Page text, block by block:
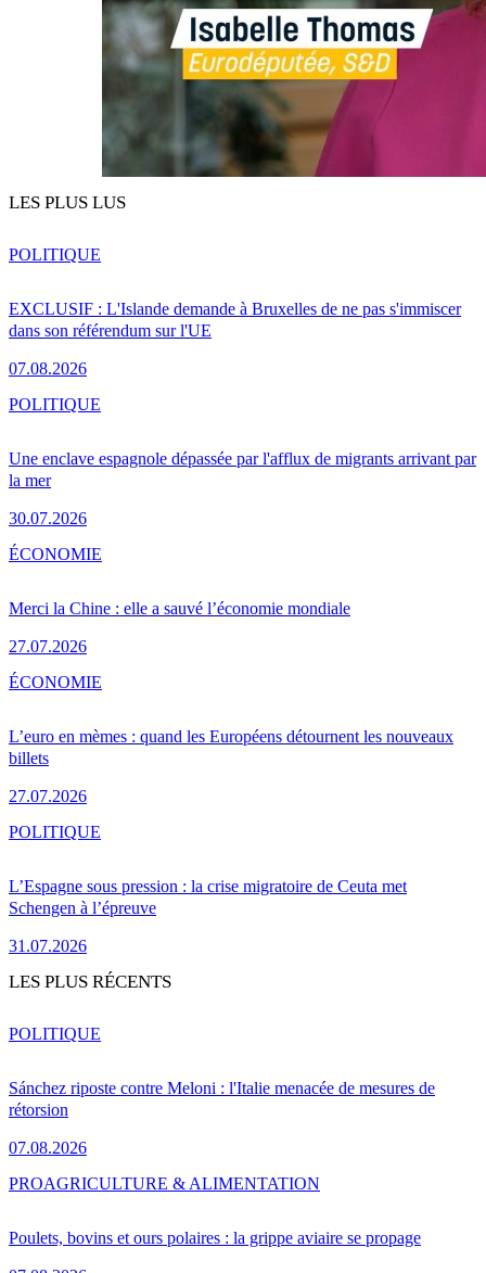
LES PLUS LUS
EXCLUSIF : L'Islande demande à Bruxelles de ne pas s'immiscer
dans son référendum sur l'UE
07.08.2026
POLITIQUE
Une enclave espagnole dépassée par l'afflux de migrants arrivant par
la mer
30.07.2026
POLITIQUE
Merci la Chine : elle a sauvé l’économie mondiale
27.07.2026
ÉCONOMIE
L’euro en mèmes : quand les Européens détournent les nouveaux
billets
27.07.2026
ÉCONOMIE
L’Espagne sous pression : la crise migratoire de Ceuta met
Schengen à l’épreuve
31.07.2026
POLITIQUE
LES PLUS RÉCENTS
Sánchez riposte contre Meloni : l'Italie menacée de mesures de
rétorsion
07.08.2026
POLITIQUE
Poulets, bovins et ours polaires : la grippe aviaire se propage
PROAGRICULTURE & ALIMENTATION